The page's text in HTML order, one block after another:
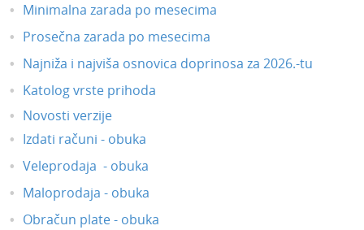
Minimalna zarada po mesecima
Prosečna zarada po mesecima
Najniža i najviša osnovica doprinosa za 2026.-tu
Katolog vrste prihoda
Novosti verzije
Izdati računi - obuka
Veleprodaja - obuka
Maloprodaja - obuka
Obračun plate - obuka